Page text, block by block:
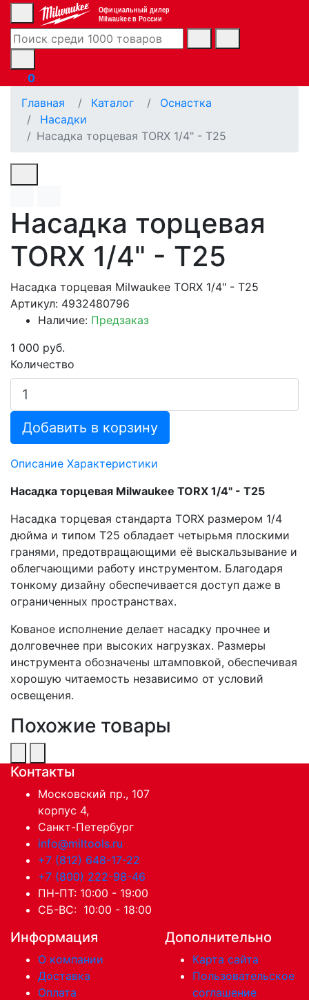
Официальный дилер
Milwaukee в России
0
Главная
Каталог
Оснастка
Насадки
Насадка торцевая TORX 1/4" - T25
Насадка торцевая
TORX 1/4" - T25
Насадка торцевая Milwaukee TORX 1/4" - T25
Артикул: 4932480796
Наличие: Предзаказ
1 000 руб.
Количество
Добавить в корзину
Описание Характеристики
Насадка торцевая Milwaukee TORX 1/4" - T25
Насадка торцевая стандарта TORX размером 1/4
дюйма и типом T25 обладает четырьмя плоскими
гранями, предотвращающими её выскальзывание и
облегчающими работу инструментом. Благодаря
тонкому дизайну обеспечивается доступ даже в
ограниченных пространствах.
Кованое исполнение делает насадку прочнее и
долговечнее при высоких нагрузках. Размеры
инструмента обозначены штамповкой, обеспечивая
хорошую читаемость независимо от условий
освещения.
Похожие товары
Контакты
Московский пр., 107
корпус 4,
Санкт-Петербург
info@miltools.ru
+7 (812) 648-17-22
+7 (800) 222-98-46
ПН-ПТ: 10:00 - 19:00
СБ-ВС: 10:00 - 18:00
Информация
О компании
Доставка
Оплата
Дополнительно
Карта сайта
Пользовательское
соглашение